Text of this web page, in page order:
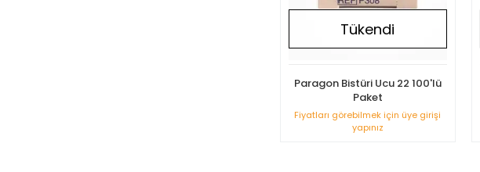
Tükendi
Paragon Bistüri Ucu 22 100'lü
Paket
Fiyatları görebilmek için üye girişi
yapınız